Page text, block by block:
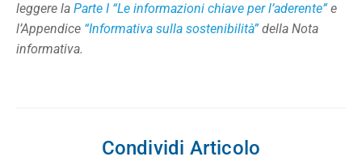
leggere la Parte I “Le informazioni chiave per l’aderente”e
l’Appendice “Informativa sulla sostenibilità”della Nota
informativa.
Condividi Articolo